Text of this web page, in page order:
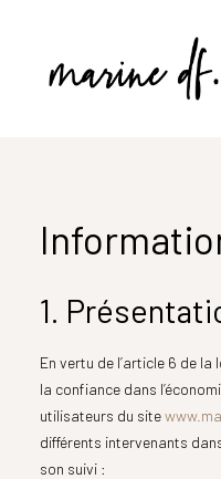
Entreprises
Contact
1.
En vertu de l’article 6 de
la confiance dans
utilisateurs du site
différents intervenants
son suivi :